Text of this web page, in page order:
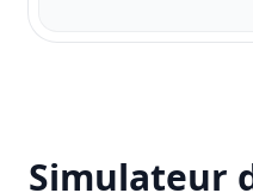
Simulateur